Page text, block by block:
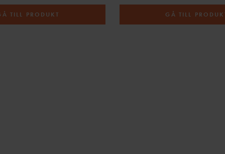
TILL PRODUKT GÅ TILL